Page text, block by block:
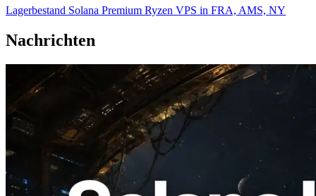
Lagerbestand Solana Premium Ryzen VPS in FRA, AMS, NY
Nachrichten